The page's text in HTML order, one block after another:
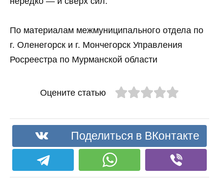
По материалам межмуниципального отдела по
г. Оленегорск и г. Мончегорск Управления
Росреестра по Мурманской области
Оцените статью
Поделиться в ВКонтакте